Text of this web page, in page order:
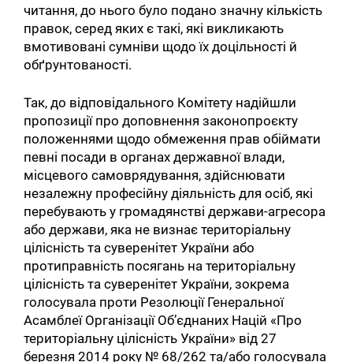
читання, до нього було подано значну кількість
правок, серед яких є такі, які викликають
вмотивовані сумніви щодо їх доцільності й
обґрунтованості.
Так, до відповідального Комітету надійшли
пропозиції про доповнення законопроєкту
положеннями щодо обмеження прав обіймати
певні посади в органах державної влади,
місцевого самоврядування, здійснювати
незалежну професійну діяльність для осіб, які
перебувають у громадянстві держави-агресора
або держави, яка не визнає територіальну
цілісність та суверенітет України або
протиправність посягань на територіальну
цілісність та суверенітет України, зокрема
голосувала проти Резолюції Генеральної
Асамблеї Організації Об’єднаних Націй «Про
територіальну цілісність України» від 27
березня 2014 року № 68/262 та/або голосувала